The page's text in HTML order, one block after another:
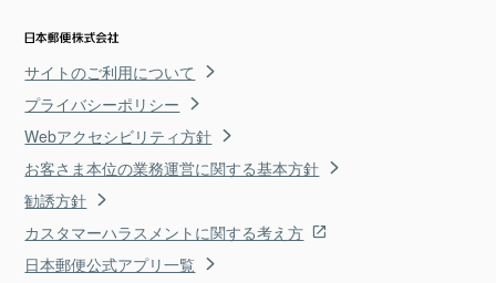
サイトのご利用について
プライバシーポリシー
Webアクセシビリティ方針
お客さま本位の業務運営に関する基本方針
勧誘方針
カスタマーハラスメントに関する考え方
日本郵便公式アプリ一覧